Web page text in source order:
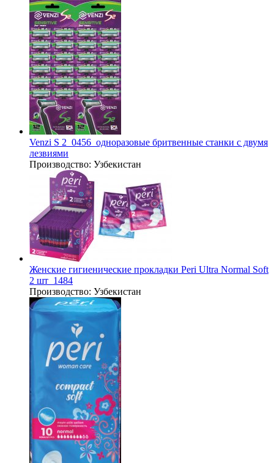
Venzi S 2_0456_одноразовые бритвенные станки с двумя
лезвиями
Производство: Узбекистан
Женские гигиенические прокладки Peri Ultra Normal Soft
2 шт_1484
Производство: Узбекистан